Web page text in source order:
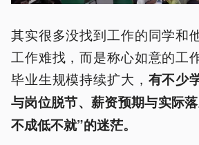
其实很多没找到工作的同学和
工作难找，而是称心如意的工
毕业生规模持续扩大， 有不少
与岗位脱节、薪资预期与实际
不成低不就”的迷茫。